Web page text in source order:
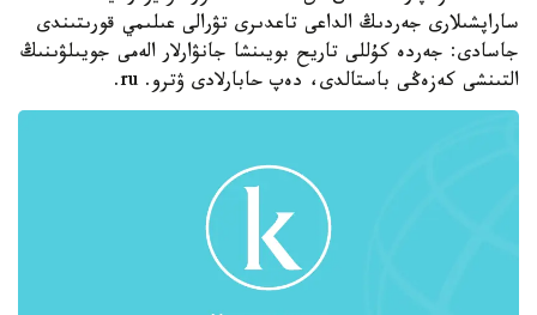
ساراپشىلارى جەردىڭ الداعى تاعدىرى تۋرالى عىلىمي قورىتىندى
جاسادى: جەردە كۇللى تاريح بويىنشا جانۋارلار الەمى جويىلۋىنىڭ
التىنشى كەزەڭى باستالدى، دەپ حابارلادى ۋترو. ru.